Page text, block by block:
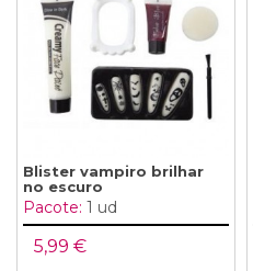
Blister vampiro brilhar
no escuro
Pacote: 1 ud
5,99 €